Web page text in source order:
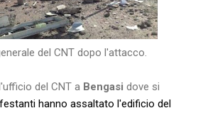
del CNT dopo l'attacco.
del CNT a Bengasi dove si
hanno assaltato l'edificio del